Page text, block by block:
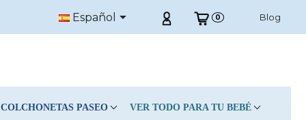
Español  0 Blog
COLCHONETAS PASEO VER TODO PARA TU BEBÉ